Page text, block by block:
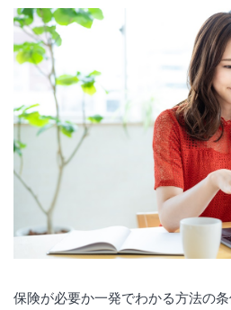
保険が必要か一発でわかる方法の